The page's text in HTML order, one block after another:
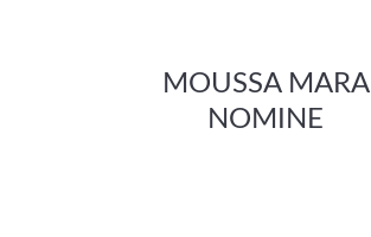
MOUSSA MARA
NOMINE